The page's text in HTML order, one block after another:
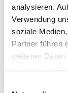
analysieren.
Verwendung
soziale
Partner führen
weiteren Daten
BIM –